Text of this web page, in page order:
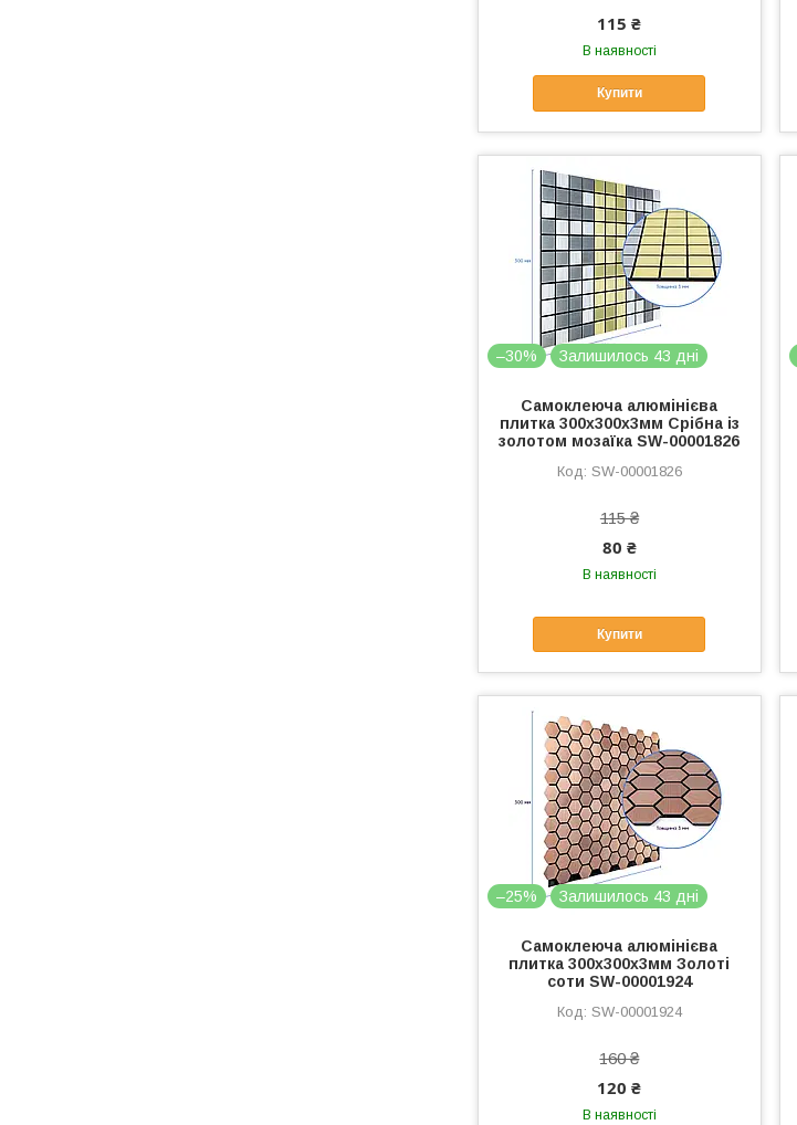
115 ₴
В наявності
Купити
–30% Залишилось 43 дні
Самоклеюча алюмінієва
плитка 300х300х3мм Срібна із
золотом мозаїка SW-00001826
SW-00001826
115 ₴
80 ₴
В наявності
Купити
–25% Залишилось 43 дні
Самоклеюча алюмінієва
плитка 300х300х3мм Золоті
соти SW-00001924
SW-00001924
160 ₴
120 ₴
В наявності